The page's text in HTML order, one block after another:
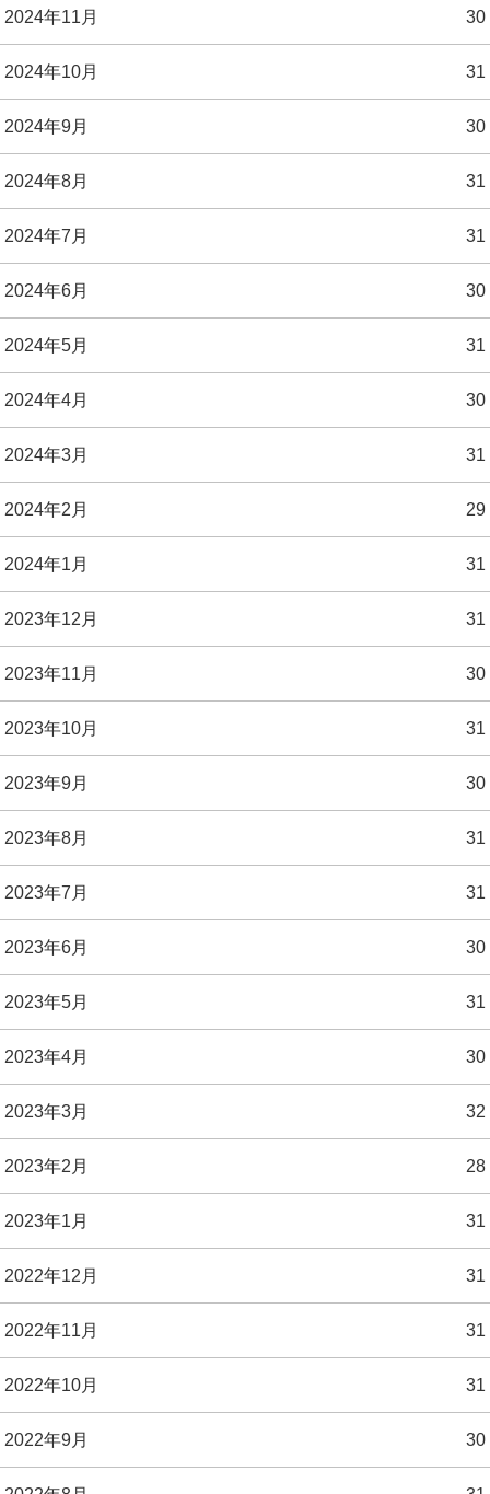
2024年11月 30
2024年10月 31
2024年9月 30
2024年8月 31
2024年7月 31
2024年6月 30
2024年5月 31
2024年4月 30
2024年3月 31
2024年2月 29
2024年1月 31
2023年12月 31
2023年11月 30
2023年10月 31
2023年9月 30
2023年8月 31
2023年7月 31
2023年6月 30
2023年5月 31
2023年4月 30
2023年3月 32
2023年2月 28
2023年1月 31
2022年12月 31
2022年11月 31
2022年10月 31
2022年9月 30